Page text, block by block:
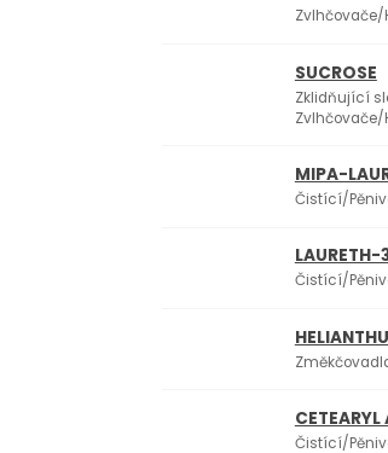
SUCROSE
Zklidňující
MIPA-
Čistící/
LAURETH-
Čistící/
Čistící/